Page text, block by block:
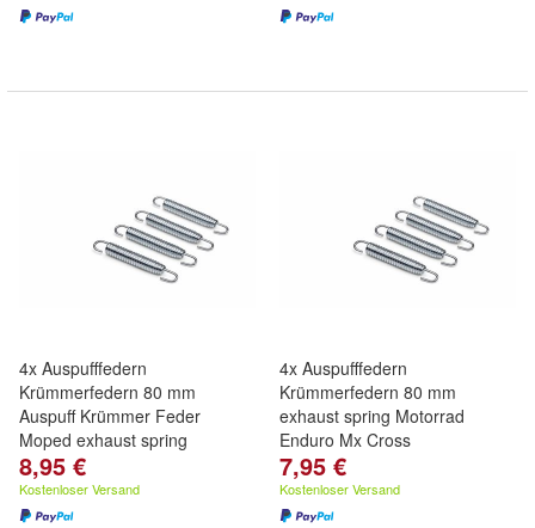
4x Auspufffedern
Krümmerfedern 80 mm
Auspuff Krümmer Feder
Moped exhaust spring
8,95 €
Kostenloser Versand
4x Auspufffedern
Krümmerfedern 80 mm
exhaust spring Motorrad
Enduro Mx Cross
7,95 €
Kostenloser Versand